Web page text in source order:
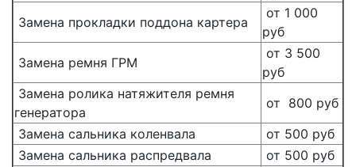
Замена прокладки поддона картера
от 1 000
руб
Замена ремня ГРМ
от 3 500
руб
Замена ролика натяжителя ремня
генератора
от 800 руб
Замена сальника коленвала
от 500 руб
Замена сальника распредвала
от 500 руб